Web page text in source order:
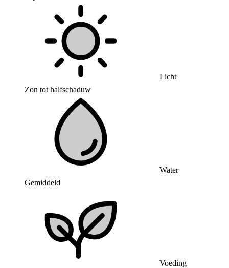
Licht
Zon tot halfschaduw
Water
Gemiddeld
Voeding